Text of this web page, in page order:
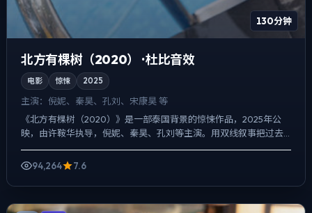
130分钟
北方有棵树（2020） · 杜比音效
电影 惊悚 2025
主演： 倪妮、秦昊、孔刘、宋康昊 等
《北方有棵树（2020）》是一部泰国背景的惊悚作品，2025年公
映，由许鞍华执导，倪妮、秦昊、孔刘等主演。用双线叙事把过去
与现在拧成一股绳，爱情线并不喧宾夺主，却成为推动主角行...
94,264
7.6